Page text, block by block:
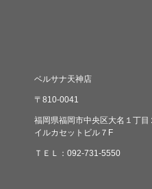
ベルサナ天神店
〒810-0041
福岡県福岡市中央区大名１丁目
イルカセットビル７F
ＴＥＬ：092-731-5550